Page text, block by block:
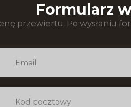
Formularz
przewiertu. Po wysłaniu